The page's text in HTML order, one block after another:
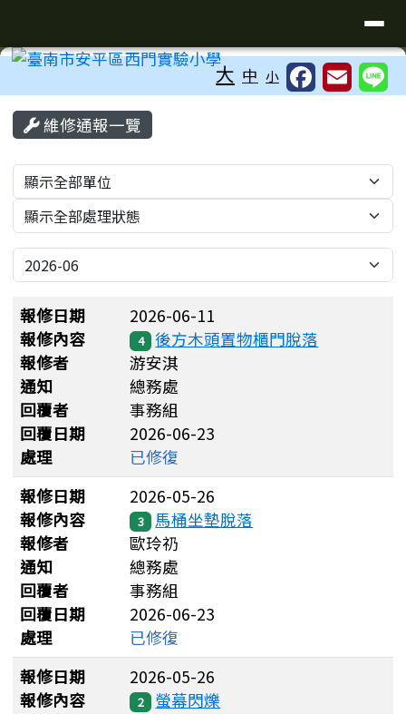
工具列 大 中 小
主內容區域
維修通報一覽
List Repair
選擇後會自動跳轉頁面：通知單位
選擇後會自動跳轉頁面：處理狀況
選擇後會自動跳轉頁面：月報表
維修通報一覽
報修日期
2026-06-11
報修內容
4
後方木頭置物櫃門脫落
報修者
游安淇
通知
總務處
回覆者
事務組
回覆日期
2026-06-23
處理
已修復
報修日期
2026-05-26
報修內容
3
馬桶坐墊脫落
報修者
歐玲礽
通知
總務處
回覆者
事務組
回覆日期
2026-06-23
處理
已修復
報修日期
2026-05-26
報修內容
2
螢幕閃爍
頁尾區域